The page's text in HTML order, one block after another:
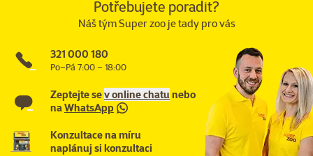
Potřebujete poradit?
Náš tým Super zoo je tady pro vás
321 000 180
Po–Pá 7:00 – 18:00
Zeptejte sev online chatunebo
naWhatsApp
Konzultace na míru
naplánuj si konzultaci